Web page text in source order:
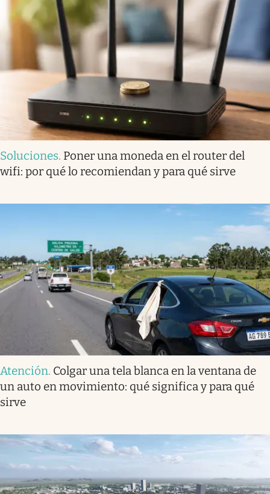
Soluciones. Poner una moneda en el router del
wifi: por qué lo recomiendan y para qué sirve
Atención. Colgar una tela blanca en la ventana de
un auto en movimiento: qué significa y para qué
sirve